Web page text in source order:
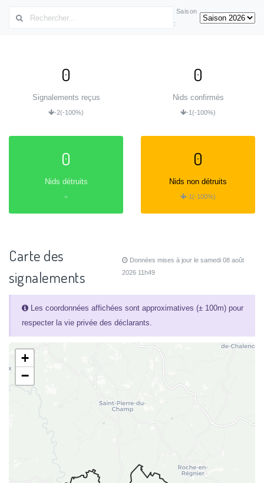
Saison
:
0
Signalements reçus
-2(-100%)
0
Nids confirmés
-1(-100%)
0
Nids détruits
=
0
Nids non détruits
-1(-100%)
Carte des
signalements
Données mises à jour le samedi 08 août
2026 11h49
Les coordonnées affichées sont approximatives (± 100m) pour
respecter la vie privée des déclarants.
+
−